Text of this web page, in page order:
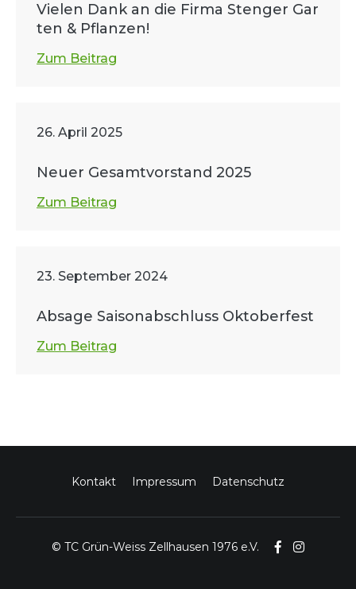
Vielen Dank an die Firma Stenger Gar
ten & Pflanzen!
Zum Beitrag
26. April 2025
Neuer Gesamtvorstand 2025
Zum Beitrag
23. September 2024
Absage Saisonabschluss Oktoberfest
Zum Beitrag
Kontakt Impressum Datenschutz
© TC Grün-Weiss Zellhausen 1976 e.V.